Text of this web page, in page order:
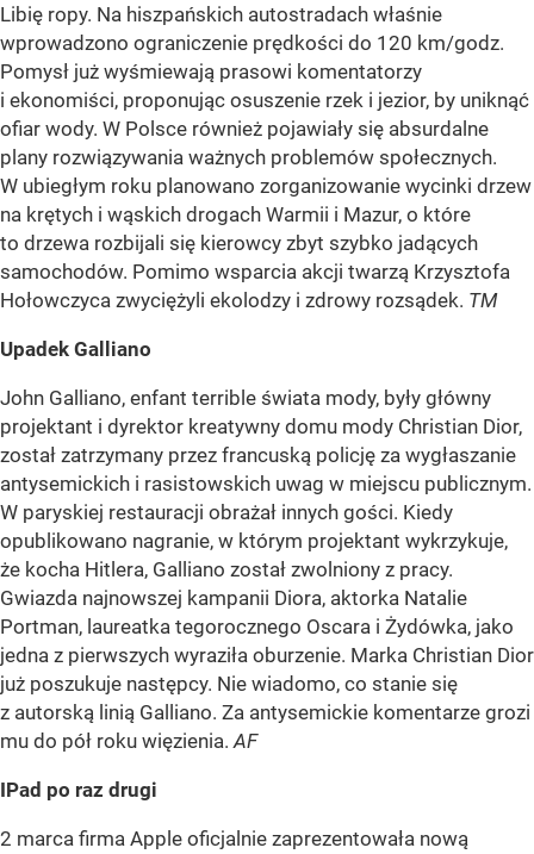
Libię ropy. Na hiszpańskich autostradach właśnie
wprowadzono ograniczenie prędkości do 120 km/godz.
Pomysł już wyśmiewają prasowi komentatorzy
i ekonomiści, proponując osuszenie rzek i jezior, by uniknąć
ofiar wody. W Polsce również pojawiały się absurdalne
plany rozwiązywania ważnych problemów społecznych.
W ubiegłym roku planowano zorganizowanie wycinki drzew
na krętych i wąskich drogach Warmii i Mazur, o które
to drzewa rozbijali się kierowcy zbyt szybko jadących
samochodów. Pomimo wsparcia akcji twarzą Krzysztofa
Hołowczyca zwyciężyli ekolodzy i zdrowy rozsądek. TM
Upadek Galliano
John Galliano, enfant terrible świata mody, były główny
projektant i dyrektor kreatywny domu mody Christian Dior,
został zatrzymany przez francuską policję za wygłaszanie
antysemickich i rasistowskich uwag w miejscu publicznym.
W paryskiej restauracji obrażał innych gości. Kiedy
opublikowano nagranie, w którym projektant wykrzykuje,
że kocha Hitlera, Galliano został zwolniony z pracy.
Gwiazda najnowszej kampanii Diora, aktorka Natalie
Portman, laureatka tegorocznego Oscara i Żydówka, jako
jedna z pierwszych wyraziła oburzenie. Marka Christian Dior
już poszukuje następcy. Nie wiadomo, co stanie się
z autorską linią Galliano. Za antysemickie komentarze grozi
mu do pół roku więzienia.AF
IPad po raz drugi
2 marca firma Apple oficjalnie zaprezentowała nową